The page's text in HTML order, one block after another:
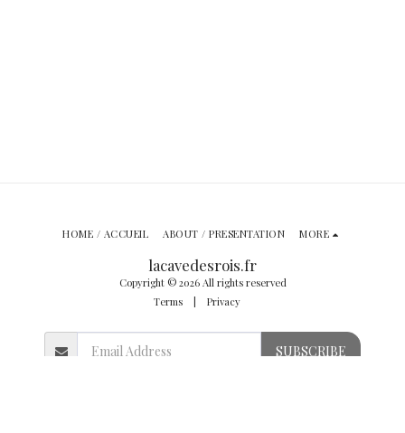
lacavedesrois.fr
Copyright © 2026 All rights reserved
Terms | Privacy
HOME / ACCUEIL ABOUT / PRESENTATION MORE
SUBSCRIBE